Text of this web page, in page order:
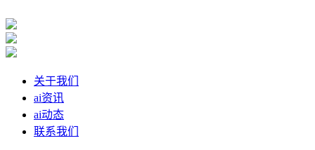
关于我们
ai资讯
ai动态
联系我们